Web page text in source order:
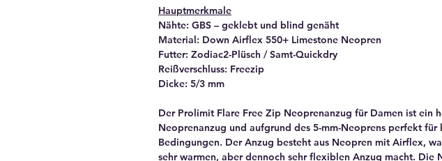
Hauptmerkmale
Nähte: GBS – geklebt und blind genäht
Material: Down Airflex 550+ Limestone Neopren
Futter: Zodiac2-Plüsch / Samt-Quickdry
Reißverschluss: Freezip
Dicke: 5/3 mm
Der Prolimit Flare Free Zip Neoprenanzug für Damen ist ein
Neoprenanzug und aufgrund des 5-mm-Neoprens perfekt für
Bedingungen. Der Anzug besteht aus Neopren mit Airflex,
sehr warmen, aber dennoch sehr flexiblen Anzug macht. Die